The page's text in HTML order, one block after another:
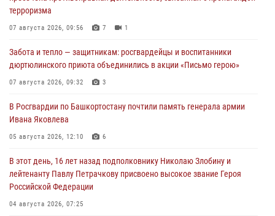
терроризма
07 августа 2026, 09:56 7 1
Забота и тепло — защитникам: росгвардейцы и воспитанники
дюртюлинского приюта объединились в акции «Письмо герою»
07 августа 2026, 09:32 3
В Росгвардии по Башкортостану почтили память генерала армии
Ивана Яковлева
05 августа 2026, 12:10 6
В этот день, 16 лет назад подполковнику Николаю Злобину и
лейтенанту Павлу Петрачкову присвоено высокое звание Героя
Российской Федерации
04 августа 2026, 07:25